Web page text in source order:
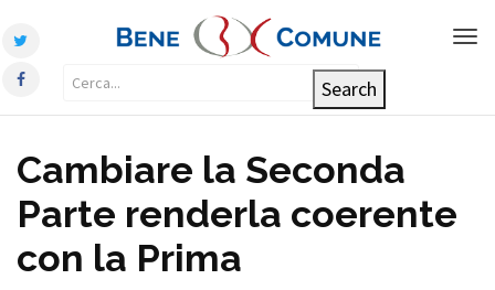
Cambiare la Seconda
Parte renderla coerente
con la Prima